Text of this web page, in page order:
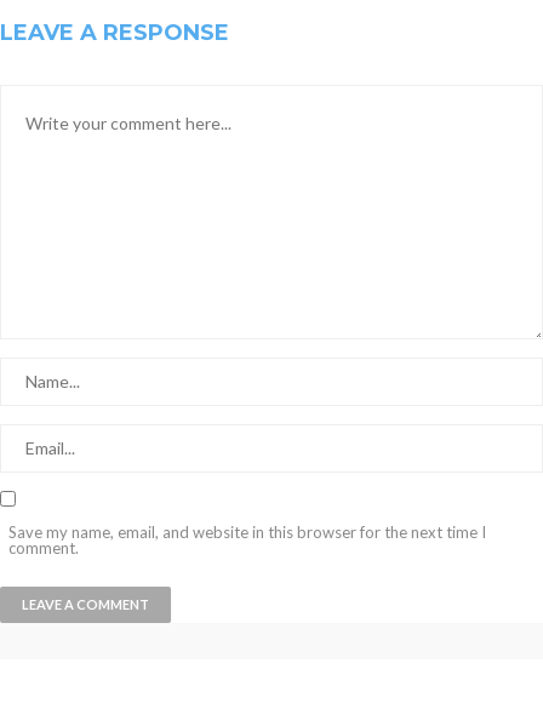
LEAVE A RESPONSE
Save my name, email, and website in this browser for the next time I
comment.